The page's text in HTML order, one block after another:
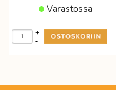
Varastossa
-
+